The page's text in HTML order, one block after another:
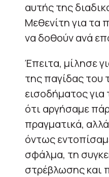
αυτής της
Μεθενίτη για τα
να δοθούν ανά
Έπειτα, μίλησε
της παγίδας του
εισοδήματος
ότι αργήσαμε
πραγματικά,
όντως
σφάλμα, τη
στρέβλωσης και